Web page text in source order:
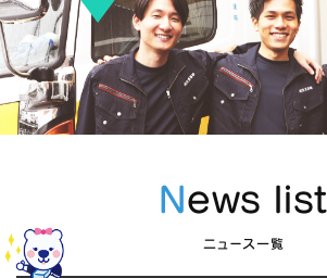
News list
ニュース一覧